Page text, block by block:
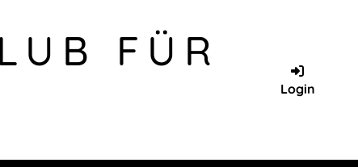
FÜR
Login